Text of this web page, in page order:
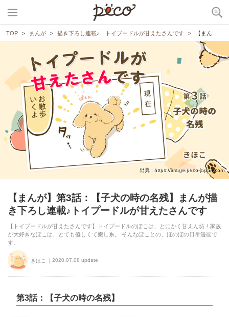
TOP まんが 描き下ろし連載♪ トイプードルが甘えたさんです 【まんが】第3話：【子犬の時の名残】まんが描き下ろし連載♪トイプードルが甘えたさんです
出典 : https://image.peco-japan.com
【まんが】第3話：【子犬の時の名残】まんが描
き下ろし連載♪トイプードルが甘えたさんです
【トイプードルが甘えたさんです】トイプードルのぽこは、とにかく甘えん坊！家族
が大好きなぽこは、とても優しくて癒し系。 そんなぽことの、ほのぼの日常漫画で
す。
きほこ 2020.07.08 update
第3話：【子犬の時の名残】